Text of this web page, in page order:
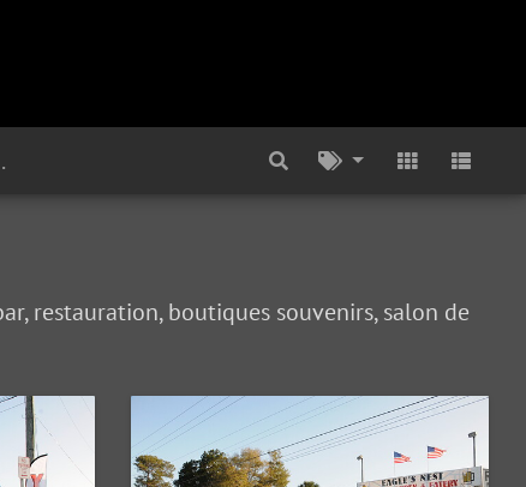
Ormond Beach
restauration, boutiques souvenirs, salon de